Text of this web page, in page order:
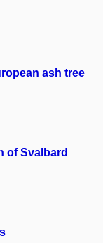
ash tree
of Svalbard